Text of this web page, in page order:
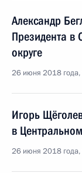
Александр
Президента в
округе
26 июня 2018
Игорь
в
26 июня 2018